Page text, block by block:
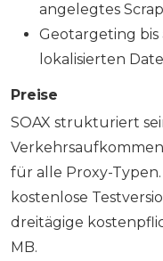
angelegtes
Geotargeting
lokalisierten
Preise
SOAX strukturiert
für alle Proxy-
kostenlose
dreitägige
MB.